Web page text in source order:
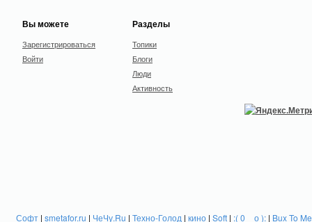
Вы можете
Зарегистрироваться
Войти
Разделы
Топики
Блоги
Люди
Активность
Софт| smetafor.ru | ЧеЧу.Ru | Техно-Голод | кино| Soft| :( 0 _ о ):| Bux To Me